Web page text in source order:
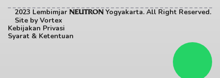
2023 Lembimjar NEUTRON Yogyakarta. All Right Reserved.
Site by Vortex
Kebijakan Privasi
Syarat & Ketentuan